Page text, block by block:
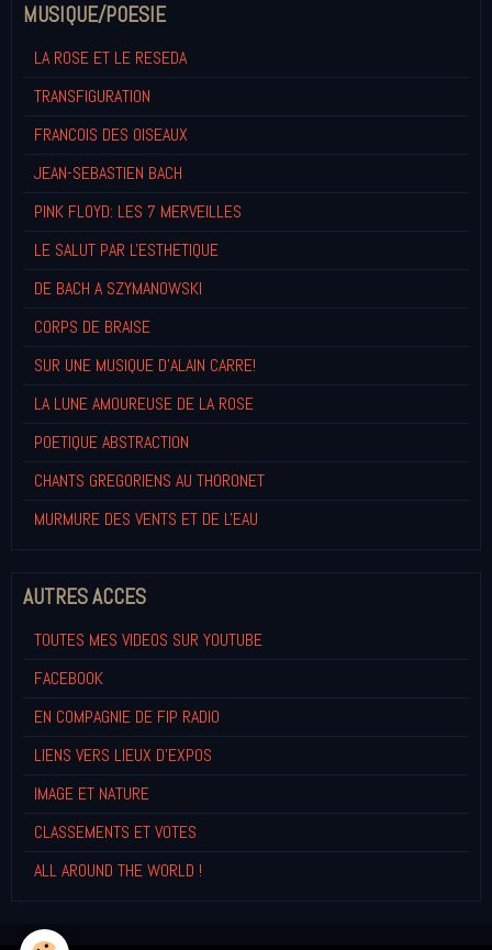
MUSIQUE/POESIE
LA ROSE ET LE RESEDA
TRANSFIGURATION
FRANCOIS DES OISEAUX
JEAN-SEBASTIEN BACH
PINK FLOYD: LES 7 MERVEILLES
LE SALUT PAR L'ESTHETIQUE
DE BACH A SZYMANOWSKI
CORPS DE BRAISE
SUR UNE MUSIQUE D'ALAIN CARRE!
LA LUNE AMOUREUSE DE LA ROSE
POETIQUE ABSTRACTION
CHANTS GREGORIENS AU THORONET
MURMURE DES VENTS ET DE L'EAU
AUTRES ACCES
TOUTES MES VIDEOS SUR YOUTUBE
FACEBOOK
EN COMPAGNIE DE FIP RADIO
LIENS VERS LIEUX D'EXPOS
IMAGE ET NATURE
CLASSEMENTS ET VOTES
ALL AROUND THE WORLD !